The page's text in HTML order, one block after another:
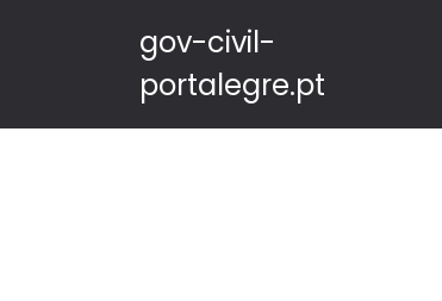
gov-civil-
portalegre.pt